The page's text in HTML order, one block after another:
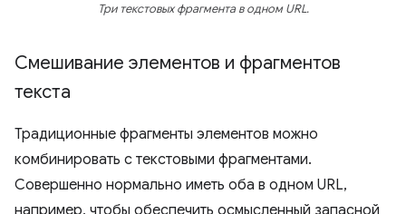
Три текстовых фрагмента в одном URL.
Смешивание элементов и фрагментов
текста
Традиционные фрагменты элементов можно
комбинировать с текстовыми фрагментами.
Совершенно нормально иметь оба в одном URL,
например, чтобы обеспечить осмысленный запасной